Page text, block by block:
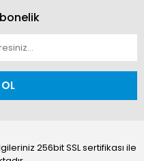
256bit SSL sertifikası ile